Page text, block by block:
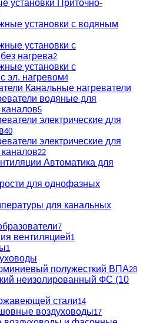
Приточно-
установки с водяным
установки с
нагрева2
установки с
эл. нагревом4
Канальные нагреватели
водяные для
5
электрические для
40
электрические для
22
Автоматика для
для однофазных
для канальных
7
вентиляцией1
1
полужесткий ВПА28
неизолированный ФС (10
стали14
воздуховоды17